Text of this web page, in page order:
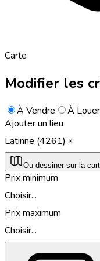
Carte
Modifier les
À Vendre
À Louer
Ajouter un lieu
Latinne (4261)
Ou dessiner sur la
Prix minimum
Choisir...
Prix maximum
Choisir...